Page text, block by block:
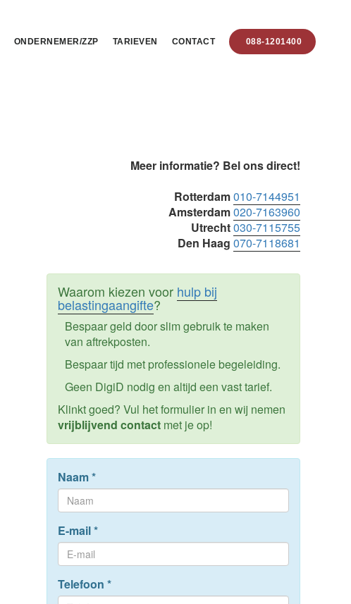
ONDERNEMER/ZZP TARIEVEN CONTACT 088-1201400
Meer informatie? Bel ons direct!
Rotterdam010-7144951
Amsterdam020-7163960
Utrecht030-7115755
Den Haag 070-7118681
Waarom kiezen voor hulp bij
belastingaangifte?
Bespaar geld door slim gebruik te maken
van aftrekposten.
Bespaar tijd met professionele begeleiding.
Geen DigiD nodig en altijd een vast tarief.
Klinkt goed? Vul het formulier in en wij nemen
vrijblijvend contact met je op!
Naam*
E-mail*
Telefoon *